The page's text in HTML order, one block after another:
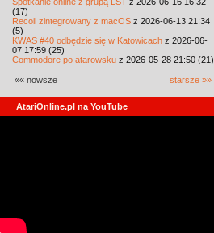
(17)
Recoil zintegrowany z macOS z 2026-06-13 21:34
(5)
KWAS #40 odbędzie się w Katowicach z 2026-06-
07 17:59 (25)
Commodore po atarowsku z 2026-05-28 21:50 (21)
«« nowsze starsze »»
AtariOnline.pl na YouTube